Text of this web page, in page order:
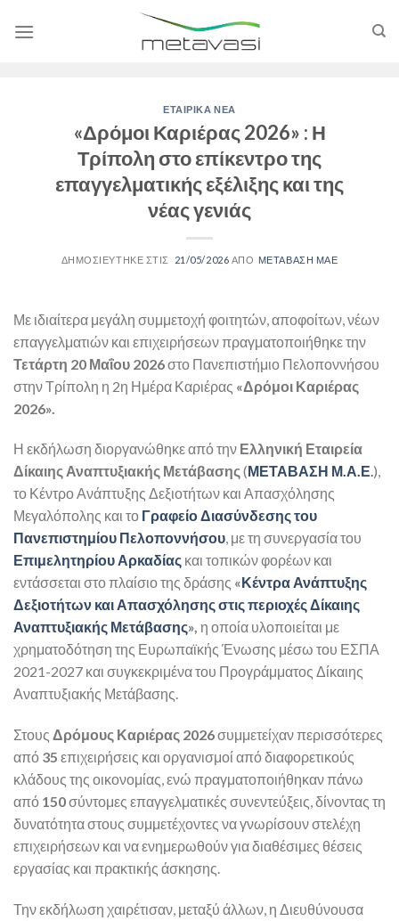
ΕΤΑΙΡΙΚΑ ΝΕΑ
«Δρόμοι Καριέρας 2026» : Η
Τρίπολη στο επίκεντρο της
επαγγελματικής εξέλιξης και της
νέας γενιάς
21/05/2026 ΜΕΤΑΒΑΣΗ ΜΑΕ
Με ιδιαίτερα μεγάλη συμμετοχή φοιτητών, αποφοίτων, νέων
επαγγελματιών και επιχειρήσεων πραγματοποιήθηκε την
Τετάρτη 20 Μαΐου 2026στο Πανεπιστήμιο Πελοποννήσου
στην Τρίπολη η 2η Ημέρα Καριέρας «Δρόμοι Καριέρας
2026».
Η εκδήλωση διοργανώθηκε από την Ελληνική Εταιρεία
Δίκαιης Αναπτυξιακής Μετάβασης (ΜΕΤΑΒΑΣΗ Μ.Α.Ε.),
το Κέντρο Ανάπτυξης Δεξιοτήτων και Απασχόλησης
Μεγαλόπολης και το Γραφείο Διασύνδεσης του
Πανεπιστημίου Πελοποννήσου, με τη συνεργασία του
Επιμελητηρίου Αρκαδίας και τοπικών φορέων και
εντάσσεται στο πλαίσιο της δράσης «Κέντρα Ανάπτυξης
Δεξιοτήτων και Απασχόλησης στις περιοχές Δίκαιης
Αναπτυξιακής Μετάβασης», η οποία υλοποιείται με
χρηματοδότηση της Ευρωπαϊκής Ένωσης μέσω του ΕΣΠΑ
2021-2027 και συγκεκριμένα του Προγράμματος Δίκαιης
Αναπτυξιακής Μετάβασης.
Στους Δρόμους Καριέρας 2026συμμετείχαν περισσότερες
από 35 επιχειρήσεις και οργανισμοί από διαφορετικούς
κλάδους της οικονομίας, ενώ πραγματοποιήθηκαν πάνω
από 150σύντομες επαγγελματικές συνεντεύξεις, δίνοντας τη
δυνατότητα στους συμμετέχοντες να γνωρίσουν στελέχη
επιχειρήσεων και να ενημερωθούν για διαθέσιμες θέσεις
εργασίας και πρακτικής άσκησης.
Την εκδήλωση χαιρέτισαν, μεταξύ άλλων, η Διευθύνουσα